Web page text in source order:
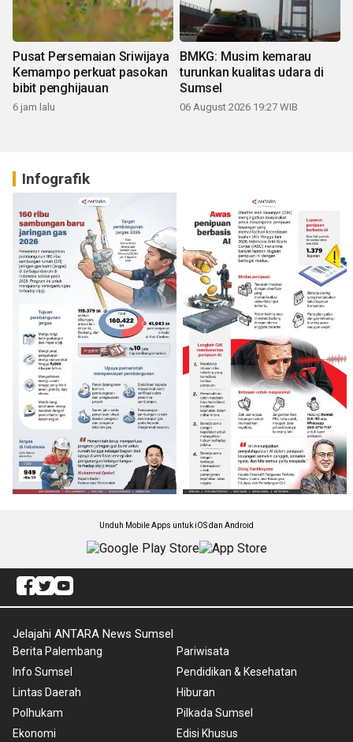
Pusat Persemaian Sriwijaya
Kemampo perkuat pasokan
bibit penghijauan
6 jam lalu
BMKG: Musim kemarau
turunkan kualitas udara di
Sumsel
06 August 2026 19:27 WIB
Infografik
Unduh Mobile Apps untuk iOS dan Android
Jelajahi ANTARA News Sumsel
Berita Palembang
Info Sumsel
Lintas Daerah
Polhukam
Ekonomi
Pariwisata
Pendidikan & Kesehatan
Hiburan
Pilkada Sumsel
Edisi Khusus